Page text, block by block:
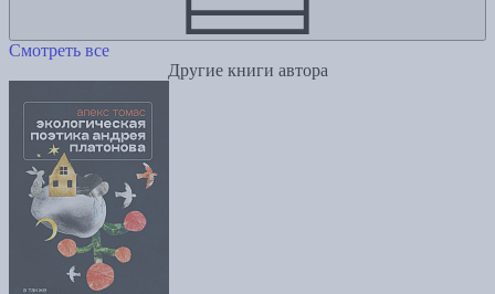
Смотреть все
Другие книги автора